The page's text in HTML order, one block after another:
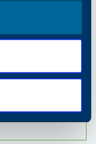
欧洲、中东和非